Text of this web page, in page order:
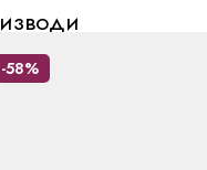
-58%